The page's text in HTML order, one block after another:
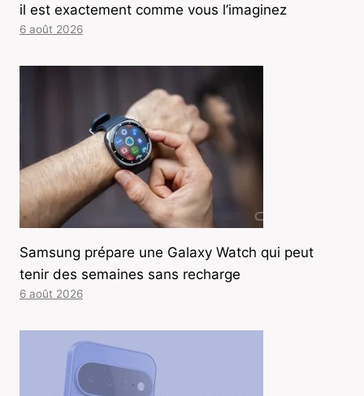
il est exactement comme vous l’imaginez
6 août 2026
Samsung prépare une Galaxy Watch qui peut
tenir des semaines sans recharge
6 août 2026